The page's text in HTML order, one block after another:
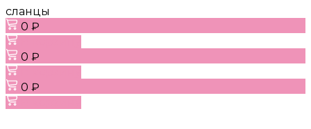
сланцы
0 ₽
0 ₽
0 ₽